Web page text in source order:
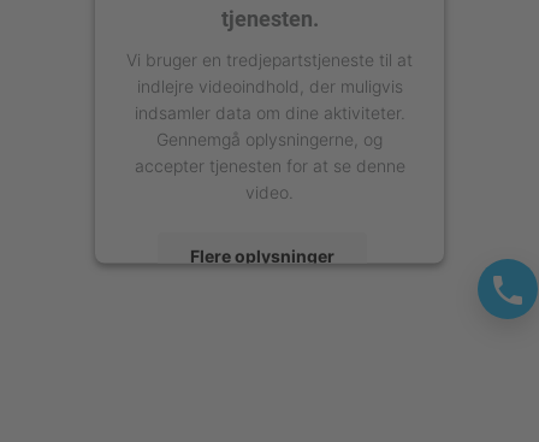
tjenesten.
Vi bruger en tredjepartstjeneste til at
indlejre videoindhold, der muligvis
indsamler data om dine aktiviteter.
Gennemgå oplysningerne, og
accepter tjenesten for at se denne
video.
Flere oplysninger